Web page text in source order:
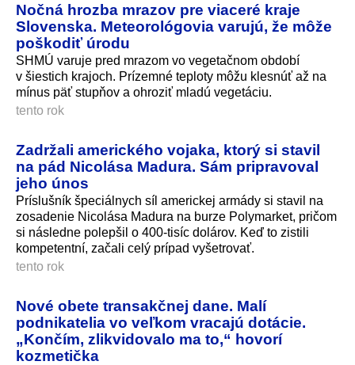
Nočná hrozba mrazov pre viaceré kraje
Slovenska. Meteorológovia varujú, že môže
poškodiť úrodu
SHMÚ varuje pred mrazom vo vegetačnom období
v šiestich krajoch. Prízemné teploty môžu klesnúť až na
mínus päť stupňov a ohroziť mladú vegetáciu.
tento rok
Zadržali amerického vojaka, ktorý si stavil
na pád Nicolása Madura. Sám pripravoval
jeho únos
Príslušník špeciálnych síl americkej armády si stavil na
zosadenie Nicolása Madura na burze Polymarket, pričom
si následne polepšil o 400-tisíc dolárov. Keď to zistili
kompetentní, začali celý prípad vyšetrovať.
tento rok
Nové obete transakčnej dane. Malí
podnikatelia vo veľkom vracajú dotácie.
„Končím, zlikvidovalo ma to,“ hovorí
kozmetička